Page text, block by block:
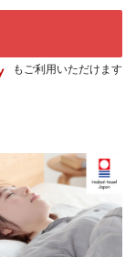
もご利用いただけます